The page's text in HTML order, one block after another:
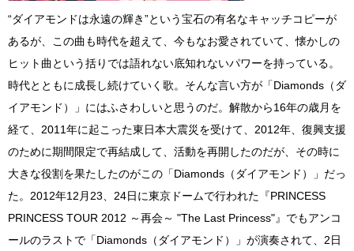
“ダイアモンドは永遠の輝き”という宝石の有名なキャッチコピーが
あるが、この曲も時代を超えて、今もなお愛されていて、懐かしの
ヒット曲という括りでは語れない底知れないパワーを持っている。
時代とともに成長し続けていく歌。そんな言い方が「Diamonds（ダ
イアモンド）」にはふさわしいと思うのだ。解散から16年の歳月を
経て、2011年に起こった東日本大震災を受けて、2012年、復興支援
のために期間限定で再結成して、活動を再開したのだが、その時に
大きな役割を果たしたのがこの「Diamonds（ダイアモンド）」だっ
た。2012年12月23、24日に東京ドームで行われた『PRINCESS
PRINCESS TOUR 2012 ～再会～ "The Last Princess"』でもアンコ
ールのラストで「Diamonds（ダイアモンド）」が演奏されて、2日